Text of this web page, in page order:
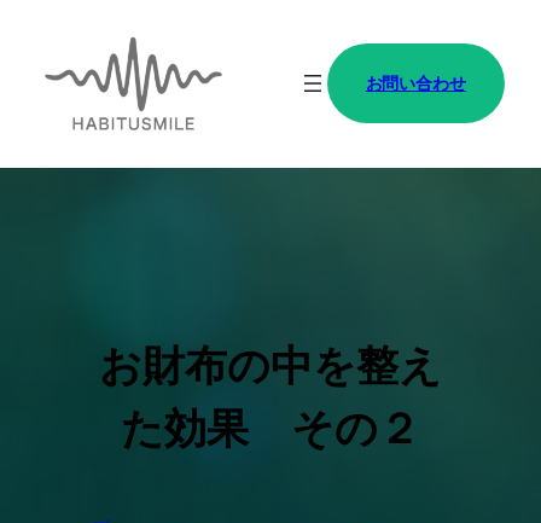
キ
お問い合わせ
お財布の中を整え
た効果 その２